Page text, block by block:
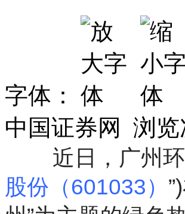
字体：
中国证券网 浏览
近日，广州
股份（601033）